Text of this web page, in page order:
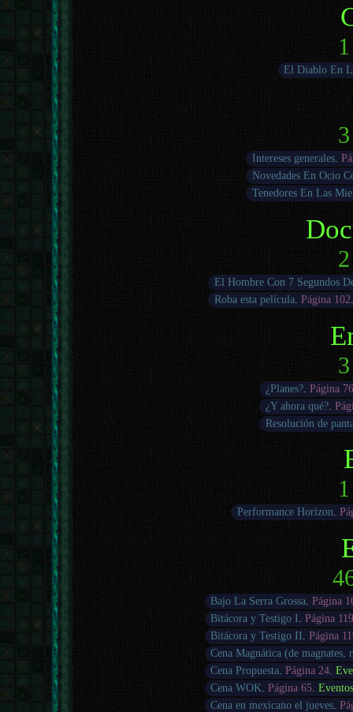
El Diablo En
Intereses generales.
Novedades En Ocio
Tenedores En Las
El Hombre Con 7 Segundos
Roba esta película. Página 102
¿Planes?. Página 76
¿Y ahora qué?.
Resolución de
Performance Horizon.
Bajo La Serra Grossa .Página
Bitácora y Testigo I .Página
Bitácora y Testigo II .Página
Cena Magnática (de magnates,
Cena Propuesta .Página 24 .
Cena WOK .Página 65 .
Cena en mexicano el jueves .